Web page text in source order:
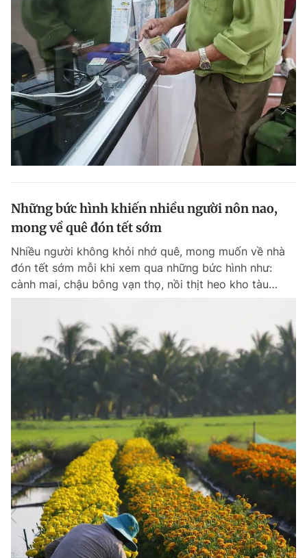
Những bức hình khiến nhiều người nôn nao,
mong về quê đón tết sớm
Nhiều người không khỏi nhớ quê, mong muốn về nhà
đón tết sớm mỗi khi xem qua những bức hình như:
cành mai, chậu bông vạn thọ, nồi thịt heo kho tàu…